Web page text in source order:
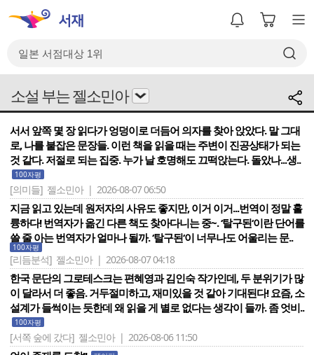
소설 부는 젤소민아
서서 앞쪽 몇 장 읽다가 엉덩이로 더듬어 의자를 찾아 앉았다. 말 그대
로, 나를 붙잡은 문장들. 이런 책을 읽을 때는 주변이 진공상태가 되는
것 같다. 저절로 되는 집중. 누가 날 호명해도 끄떡앉는다. 돌았나...생..
100자평
[의미들] 젤소민아 | 2026-08-07 06:50
지금 읽고 있는데 원저자의 사유도 좋지만, 이거 이거...번역이 정말 훌
륭하다! 번역자가 옮긴 다른 책도 찾아다니는 중~. ‘탈구된‘이란 단어를
쓸 줄 아는 번역자가 얼마나 될까. ‘탈구된‘이 너무나도 어울리는 문..
100자평
[리듬분석] 젤소민아 | 2026-08-07 04:18
한국 문단의 그로테스크는 편혜영과 김인숙 작가인데, 두 분위기가 많
이 달라서 더 좋음. 거두절미하고, 재미있을 것 같아 기대된다! 요즘, 소
설계가 들썩이는 듯한데 왜 읽을 게 별로 없다는 생각이 들까. 좀 엇비..
100자평
[서쪽 숲에 갔다] 젤소민아 | 2026-08-06 11:50